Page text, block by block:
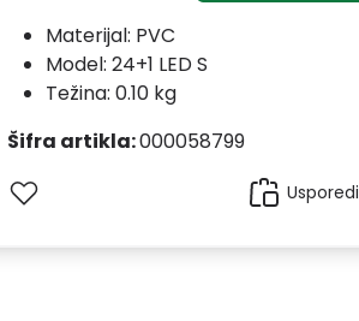
Materijal: PVC
Model: 24+1 LED S
Težina: 0.10 kg
Šifra artikla:000058799
Usporedi